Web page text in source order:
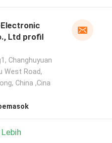
Ltd profil
Changhuyuan
West Road,
China ,Cina